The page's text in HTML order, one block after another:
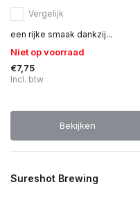
Vergelijk
een rijke smaak dankzij...
Niet op voorraad
€7,75
Incl. btw
Bekijken
Sureshot Brewing